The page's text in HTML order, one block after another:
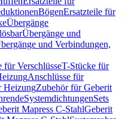
BögenErsatzteile für
Übergänge
Übergänge und
und Verbindungen,
für VerschlüsseT-Stücke für
Anschlüsse für
HeizungZubehör für Geberit
SystemdichtungenSets
Mapress C-StahlGeberit